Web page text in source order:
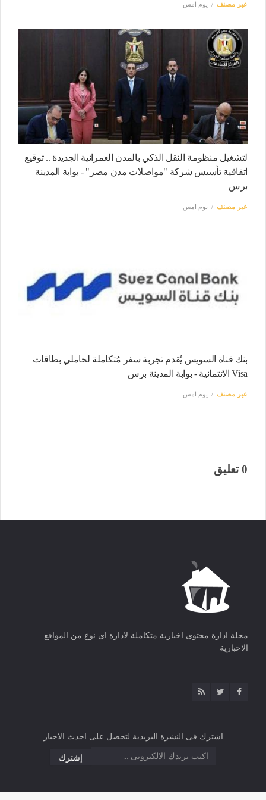
غير مصنف يوم امس
لتشغيل منظومة النقل الذكي بالمدن العمرانية الجديدة .. توقيع
اتفاقية تأسيس شركة "مواصلات مدن مصر" - بوابة المدينة
برس
غير مصنف يوم امس
بنك قناة السويس يُقدم تجربة سفر مُتكاملة لحاملي بطاقات
Visa الائتمانية - بوابة المدينة برس
غير مصنف يوم امس
0 تعليق
مجلة ادارة محتوى اخبارية متكاملة لادارة اى نوع من المواقع
الاخبارية
اشترك فى النشرة البريدية لتحصل على احدث الاخبار